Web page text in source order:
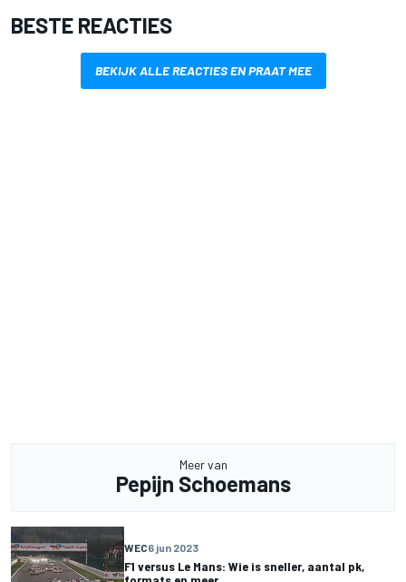
BESTE REACTIES
BEKIJK ALLE REACTIES EN PRAAT MEE
Meer van
Pepijn Schoemans
WEC6 jun 2023
F1 versus Le Mans: Wie is sneller, aantal pk,